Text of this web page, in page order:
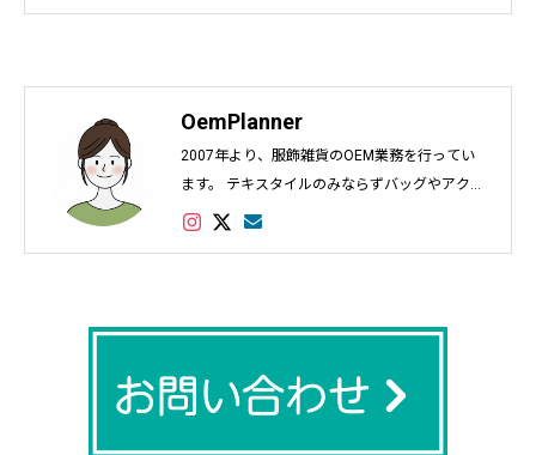
OemPlanner
2007年より、服飾雑貨のOEM業務を行ってい
ます。 テキスタイルのみならずバッグやアクセ
サリー、インテリアなど幅広く対応し数多くの